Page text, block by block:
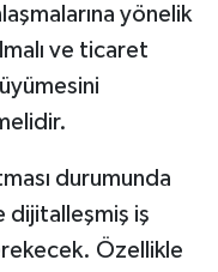
yönelik
ve ticaret
durumunda
dijitalleşmiş iş
Özellikle